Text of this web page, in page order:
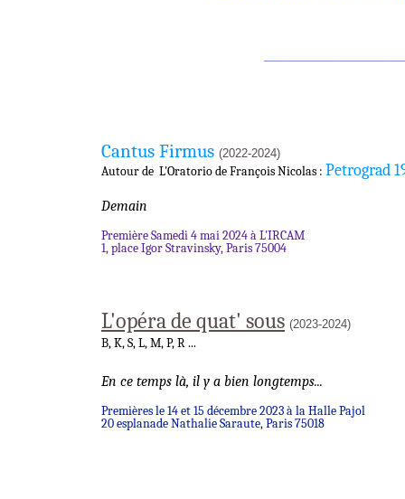
Cantus Firmus (2022-2024)
Autour de L'Oratorio de François Nicolas : Petrograd
Demain
Première Samedi 4 mai 2024 à L'IRCAM
1, place Igor Stravinsky, Paris 75004
L'opéra de quat' sous (2023-2024)
B, K, S, L, M, P, R ...
En ce temps là, il y a bien longtemps...
Premières le 14 et 15 décembre 2023 à la Halle Pajol
20 esplanade Nathalie Saraute, Paris 75018